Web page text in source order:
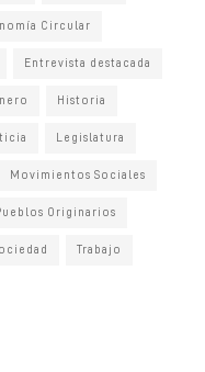
Circular
Entrevista destacada
Historia
Legislatura
Movimientos Sociales
Originarios
Trabajo